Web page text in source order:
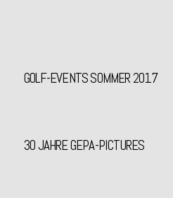
GOLF-EVENTS SOMMER 2017
30 JAHRE GEPA-PICTURES